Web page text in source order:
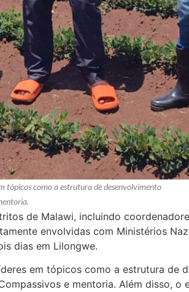
tópicos como a estrutura de desenvolvimento
de Malawi, incluindo
envolvidas com Ministérios
dias em Lilongwe.
em tópicos como a estrutura de
e mentoria. Além disso,